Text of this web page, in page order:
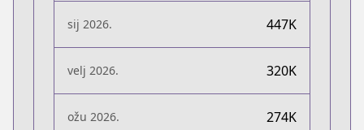
sij 2026. 447K
velj 2026. 320K
ožu 2026. 274K